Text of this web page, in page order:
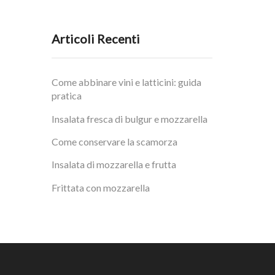
Articoli Recenti
Come abbinare vini e latticini: guida
pratica
Insalata fresca di bulgur e mozzarella
Come conservare la scamorza
Insalata di mozzarella e frutta
Frittata con mozzarella